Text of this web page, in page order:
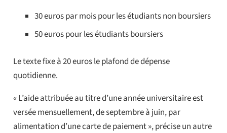
30 euros par mois pour les étudiants non boursiers
50 euros pour les étudiants boursiers
Le texte fixe à 20 euros le plafond de dépense
quotidienne.
« L’aide attribuée au titre d’une année universitaire est
versée mensuellement, de septembre à juin, par
alimentation d’une carte de paiement », précise un autre